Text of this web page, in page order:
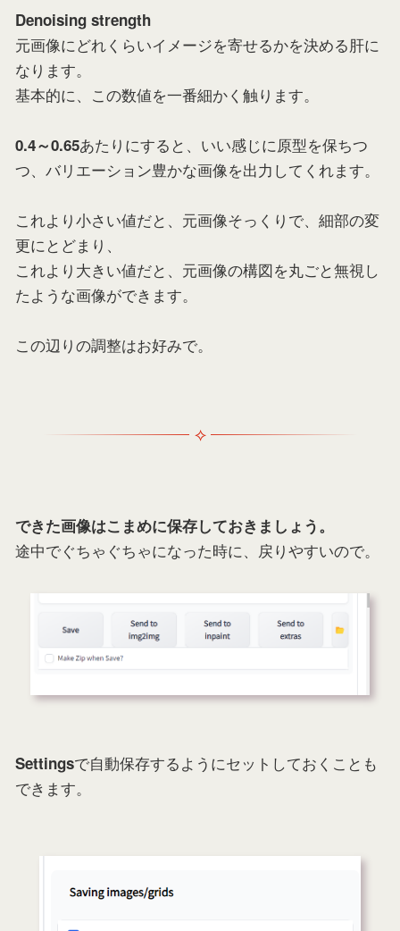
Denoising strength
元画像にどれくらいイメージを寄せるかを決める肝に
なります。
基本的に、この数値を一番細かく触ります。
0.4～0.65あたりにすると、いい感じに原型を保ちつ
つ、バリエーション豊かな画像を出力してくれます。
これより小さい値だと、元画像そっくりで、細部の変
更にとどまり、
これより大きい値だと、元画像の構図を丸ごと無視し
たような画像ができます。
この辺りの調整はお好みで。
できた画像はこまめに保存しておきましょう。
途中でぐちゃぐちゃになった時に、戻りやすいので。
Settingsで自動保存するようにセットしておくことも
できます。